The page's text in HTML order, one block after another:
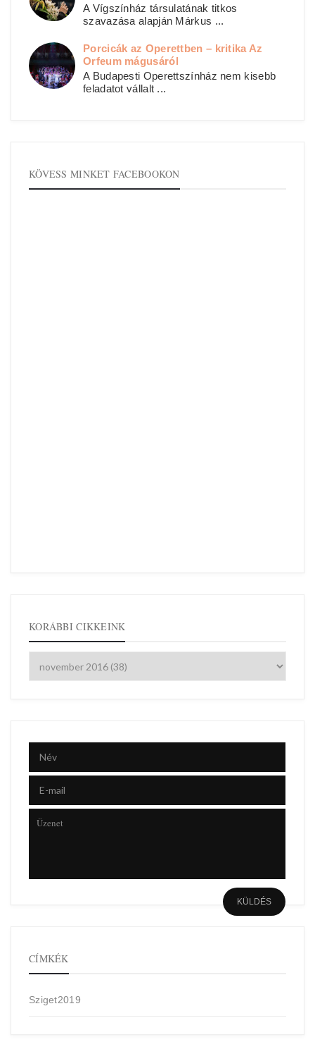
A Vígszínház társulatának titkos
szavazása alapján Márkus ...
Porcicák az Operettben – kritika Az
Orfeum mágusáról
A Budapesti Operettszínház nem kisebb
feladatot vállalt ...
KÖVESS MINKET FACEBOOKON
KORÁBBI CIKKEINK
CÍMKÉK
Sziget2019